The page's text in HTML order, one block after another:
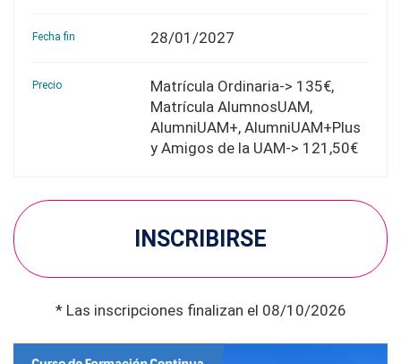
Fecha fin 28/01/2027
Precio
Matrícula Ordinaria-> 135€,
Matrícula AlumnosUAM,
AlumniUAM+, AlumniUAM+Plus
y Amigos de la UAM-> 121,50€
INSCRIBIRSE
* Las inscripciones finalizan el 08/10/2026